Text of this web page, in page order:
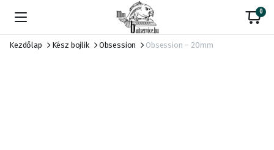
0
Kezdőlap Kész bojlik Obsession Obsession – 20mm